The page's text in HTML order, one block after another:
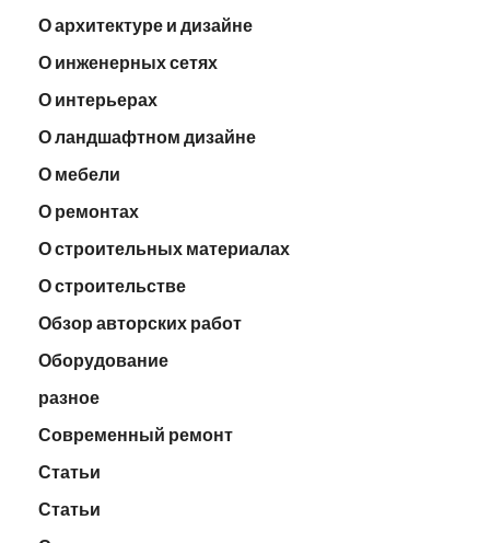
О архитектуре и дизайне
О инженерных сетях
О интерьерах
О ландшафтном дизайне
О мебели
О ремонтах
О строительных материалах
О строительстве
Обзор авторских работ
Оборудование
разное
Современный ремонт
Статьи
Статьи